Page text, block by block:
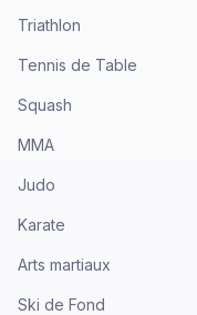
Triathlon
Tennis de Table
Squash
MMA
Judo
Karate
Arts martiaux
Ski de Fond